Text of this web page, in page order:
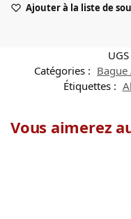
Ajouter à la liste de
UGS
Catégories :
Étiquettes :
Vous aimerez